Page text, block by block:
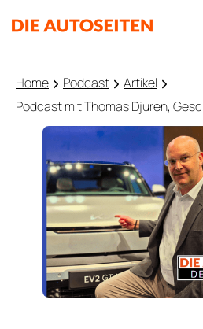
Home Podcast
Artikel
Podcast mit Thomas Djuren,